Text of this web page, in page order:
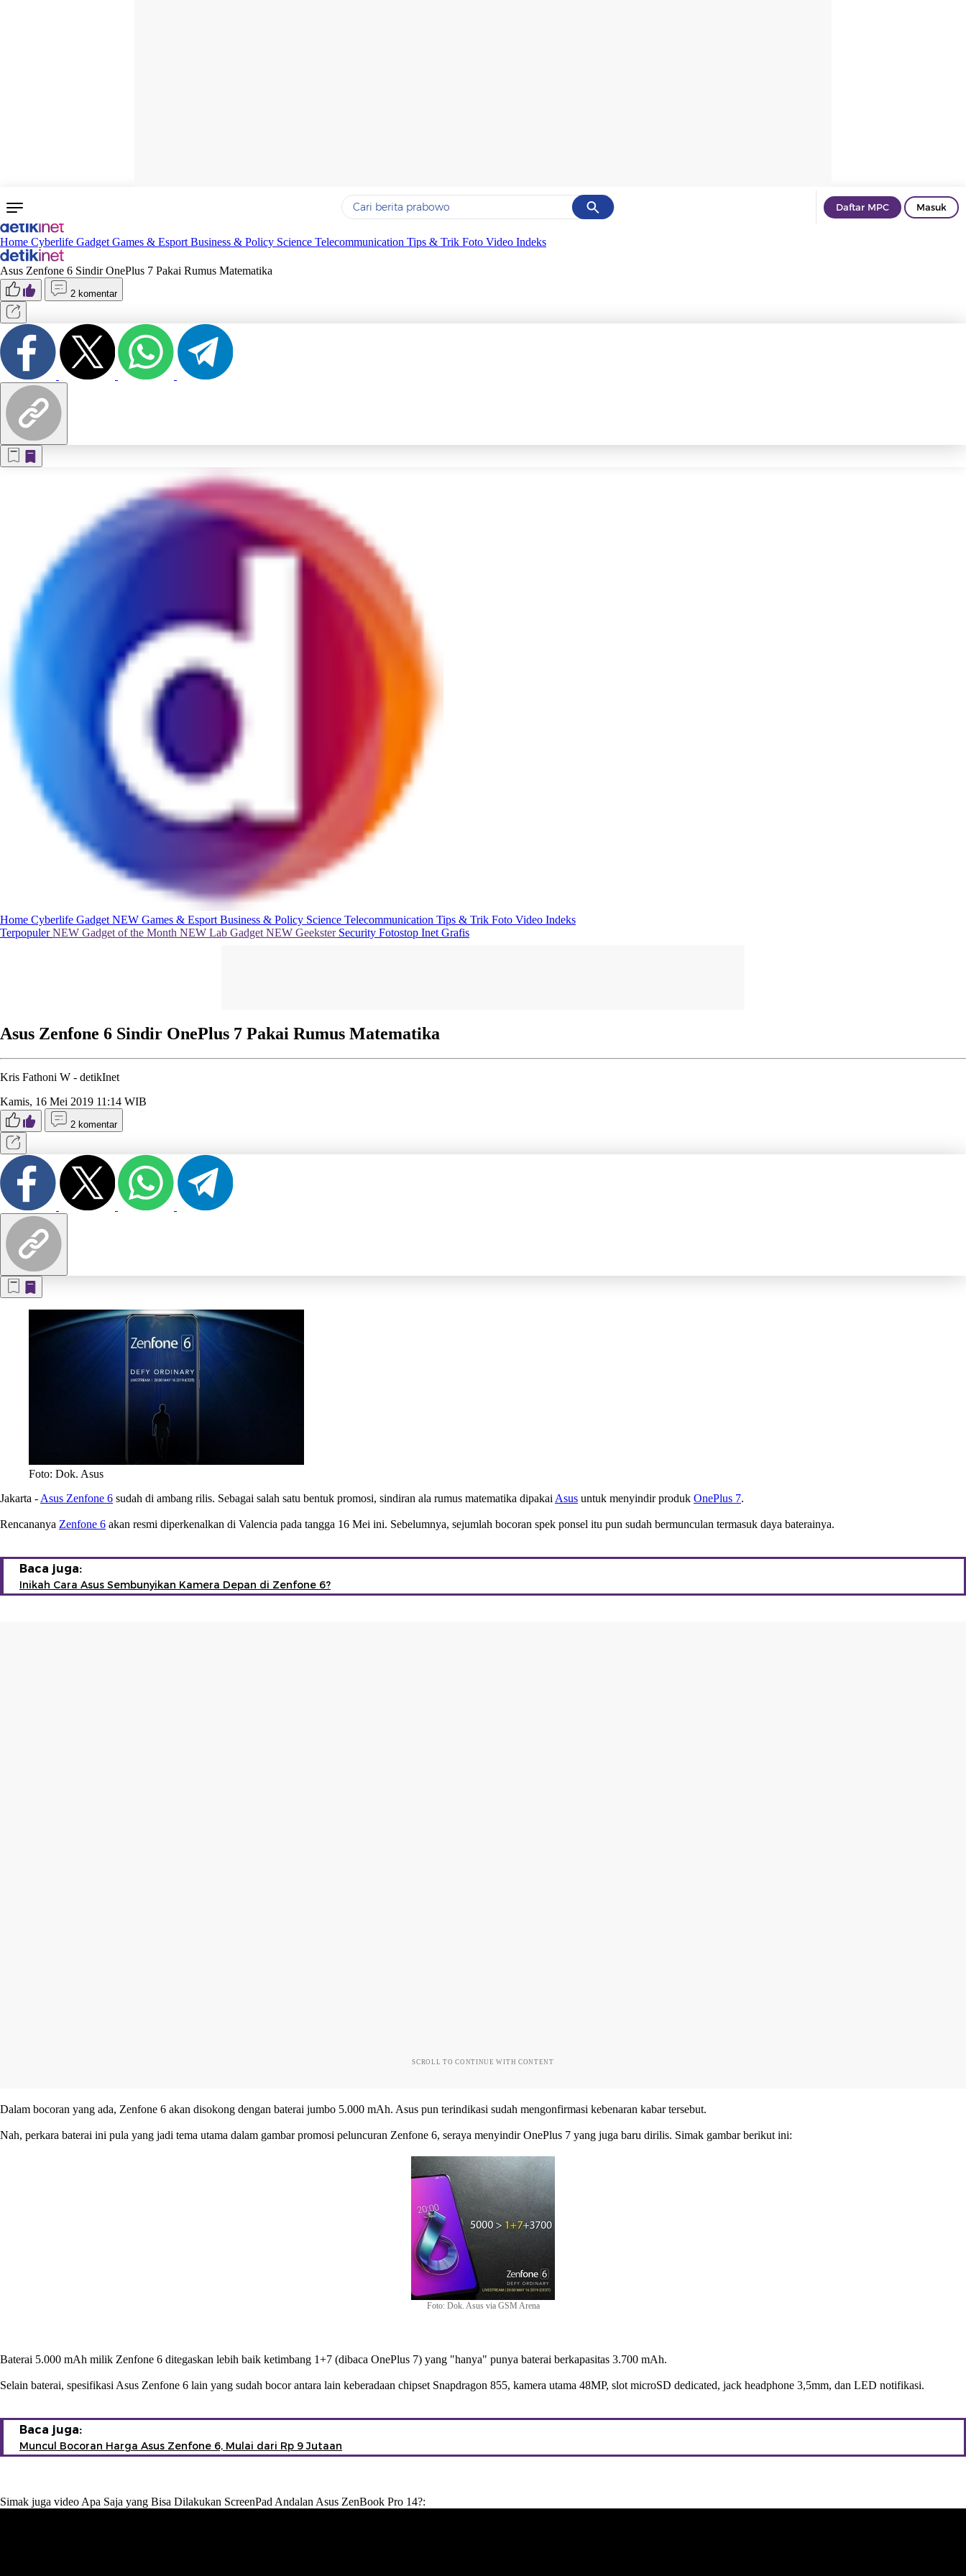
Cancel
Yang sedang ramai dicari
Terakhir yang dicari
Daftar MPC Masuk
Home Cyberlife Gadget Games & Esport Business & Policy Science Telecommunication Tips & Trik Foto Video Indeks
Asus Zenfone 6 Sindir OnePlus 7 Pakai Rumus Matematika
2 komentar
Home Cyberlife Gadget NEW Games & Esport Business & Policy Science Telecommunication Tips & Trik Foto Video Indeks
TerpopulerNEW Gadget of the Month NEW Lab Gadget NEW Geekster Security Fotostop Inet Grafis
Asus Zenfone 6 Sindir OnePlus 7 Pakai Rumus Matematika
Kris Fathoni W - detikInet
Kamis, 16 Mei 2019 11:14 WIB
2 komentar
Foto: Dok. Asus
Jakarta - Asus Zenfone 6 sudah di ambang rilis. Sebagai salah satu bentuk promosi, sindiran ala rumus matematika dipakai Asus untuk menyindir produk OnePlus 7.
Rencananya Zenfone 6 akan resmi diperkenalkan di Valencia pada tangga 16 Mei ini. Sebelumnya, sejumlah bocoran spek ponsel itu pun sudah bermunculan termasuk daya baterainya.
Baca juga:
Inikah Cara Asus Sembunyikan Kamera Depan di Zenfone 6?
SCROLL TO CONTINUE WITH CONTENT
Dalam bocoran yang ada, Zenfone 6 akan disokong dengan baterai jumbo 5.000 mAh. Asus pun terindikasi sudah mengonfirmasi kebenaran kabar tersebut.
Nah, perkara baterai ini pula yang jadi tema utama dalam gambar promosi peluncuran Zenfone 6, seraya menyindir OnePlus 7 yang juga baru dirilis. Simak gambar berikut ini:
Foto: Dok. Asus via GSM Arena
Baterai 5.000 mAh milik Zenfone 6 ditegaskan lebih baik ketimbang 1+7 (dibaca OnePlus 7) yang "hanya" punya baterai berkapasitas 3.700 mAh.
Selain baterai, spesifikasi Asus Zenfone 6 lain yang sudah bocor antara lain keberadaan chipset Snapdragon 855, kamera utama 48MP, slot microSD dedicated, jack headphone 3,5mm, dan LED notifikasi.
Baca juga:
Muncul Bocoran Harga Asus Zenfone 6, Mulai dari Rp 9 Jutaan
Simak juga video Apa Saja yang Bisa Dilakukan ScreenPad Andalan Asus ZenBook Pro 14?: